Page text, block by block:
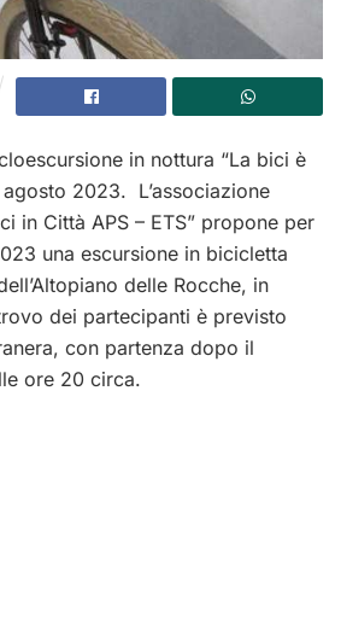
in nottura “La bici è
2023. L’associazione
in Città APS – ETS” propone per
una escursione in bicicletta
delle Rocche, in
dei partecipanti è previsto
con partenza dopo il
ore 20 circa.